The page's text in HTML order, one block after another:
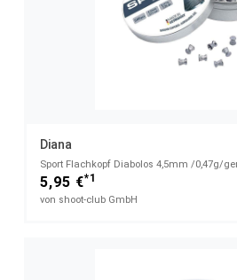
Diana
Sport Flachkopf Diabolos 4,5mm /0,47g/
5,95 €*1
von shoot-club GmbH